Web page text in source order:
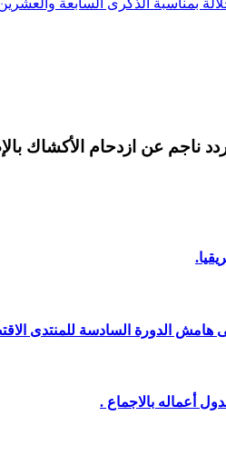
ناجم عن ازدحام الأكشاك
الدورة السادسة للمنتدى
أعماله بالاجماع .